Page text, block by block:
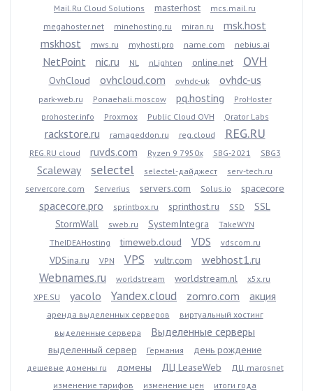
Mail.Ru Cloud Solutions
masterhost
mcs.mail.ru
megahoster.net
minehosting.ru miran.ru
msk.host
mskhost
mws.ru myhosti.pro name.com nebius.ai
NetPoint nic.ru NL nLighten online.net OVH
OvhCloud ovhcloud.com ovhdc-uk ovhdc-us
park-web.ru Ponaehali.moscow pq.hosting
ProHoster
prohoster.info
Proxmox Public Cloud OVH Qrator Labs
rackstore.ru ramageddon.ru reg.cloud REG.RU
REG.RU cloud ruvds.com Ryzen 9 7950x SBG-2021 SBG3
Scaleway selectel selectel-дайджест
serv-tech.ru
servercore.com
Serverius servers.com Solus.io spacecore
spacecore.pro sprintbox.ru sprinthost.ru SSD
SSL
StormWall
sweb.ru SystemIntegra
TakeWYN
TheIDEAHosting
timeweb.cloud VDS vdscom.ru
VDSina.ru VPN VPS vultr.com webhost1.ru
Webnames.ru worldstream worldstream.nl
x5x.ru
XPE.SU
yacolo Yandex.cloud zomro.com акция
аренда выделенных серверов
виртуальный хостинг
выделенные сервера
Выделенные серверы
выделенный сервер Германия день рождение
дешевые домены ru домены ДЦ LeaseWeb
ДЦ marosnet
изменение тарифов
изменение цен
итоги года